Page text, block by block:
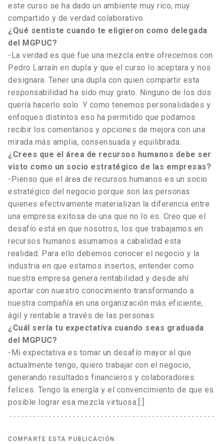
este curso se ha dado un ambiente muy rico, muy
compartido y de verdad colaborativo.
¿Qué sentiste cuando te eligieron como delegada
del MGPUC?
-La verdad es que fue una mezcla entre ofrecernos con
Pedro Larraín en dupla y que el curso lo aceptara y nos
designara. Tener una dupla con quien compartir esta
responsabilidad ha sido muy grato. Ninguno de los dos
quería hacerlo solo. Y como tenemos personalidades y
enfoques distintos eso ha permitido que podamos
recibir los comentarios y opciones de mejora con una
mirada más amplia, consensuada y equilibrada.
¿Crees que el área de recursos humanos debe ser
visto como un socio estratégico de las empresas?
-Pienso que el área de recursos humanos es un socio
estratégico del negocio porque son las personas
quienes efectivamente materializan la diferencia entre
una empresa exitosa de una que no lo es. Creo que el
desafío está en que nosotros, los que trabajamos en
recursos humanos asumamos a cabalidad esta
realidad. Para ello debemos conocer el negocio y la
industria en que estamos insertos, entender como
nuestra empresa genera rentabilidad y desde ahí
aportar con nuestro conocimiento transformando a
nuestra compañía en una organización más eficiente,
ágil y rentable a través de las personas.
¿Cuál sería tu expectativa cuando seas graduada
del MGPUC?
-Mi expectativa es tomar un desafío mayor al que
actualmente tengo, quiero trabajar con el negocio,
generando resultados financieros y colaboradores
felices. Tengo la energía y el convencimiento de que es
posible lograr esa mezcla virtuosa.[:]
COMPARTE ESTA PUBLICACIÓN